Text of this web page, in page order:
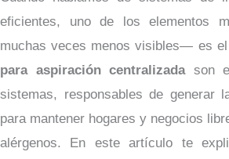
eficientes, uno de los elementos
muchas veces menos visibles— es el
para aspiración centralizadason
sistemas, responsables de generar
para mantener hogares y negocios
alérgenos. En este artículo te